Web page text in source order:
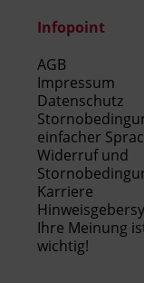
Infopoint
AGB
Impressum
Datenschutz
einfacher
Widerruf und
Karriere
Ihre Meinung
wichtig!